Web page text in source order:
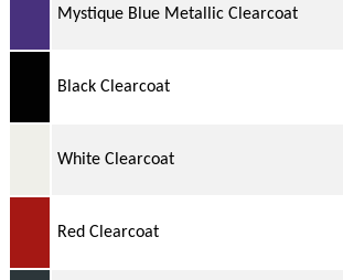
Mystique Blue Metallic Clearcoat
Black Clearcoat
White Clearcoat
Red Clearcoat